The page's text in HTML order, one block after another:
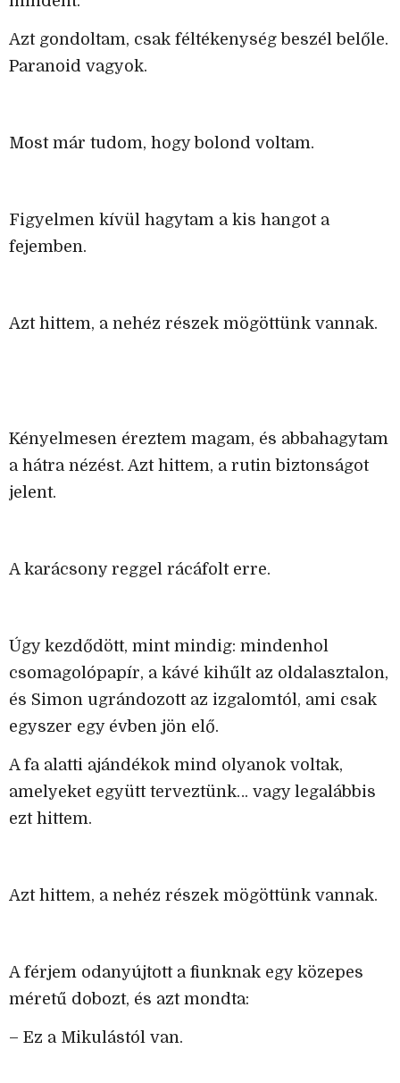
Azt gondoltam, csak féltékenység beszél belőle.
Paranoid vagyok.
Most már tudom, hogy bolond voltam.
Figyelmen kívül hagytam a kis hangot a
fejemben.
Azt hittem, a nehéz részek mögöttünk vannak.
Kényelmesen éreztem magam, és abbahagytam
a hátra nézést. Azt hittem, a rutin biztonságot
jelent.
A karácsony reggel rácáfolt erre.
Úgy kezdődött, mint mindig: mindenhol
csomagolópapír, a kávé kihűlt az oldalasztalon,
és Simon ugrándozott az izgalomtól, ami csak
egyszer egy évben jön elő.
A fa alatti ajándékok mind olyanok voltak,
amelyeket együtt terveztünk… vagy legalábbis
ezt hittem.
Azt hittem, a nehéz részek mögöttünk vannak.
A férjem odanyújtott a fiunknak egy közepes
méretű dobozt, és azt mondta:
– Ez a Mikulástól van.